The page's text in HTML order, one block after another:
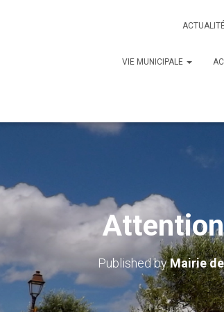
VIE MUNICIPALE
Published byMairie